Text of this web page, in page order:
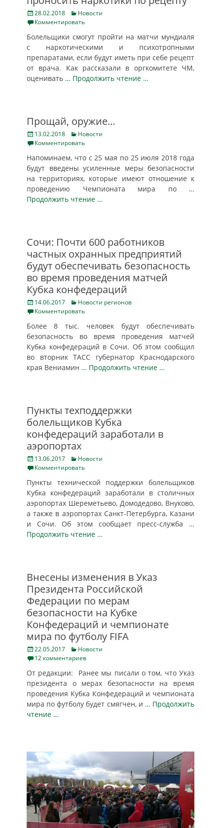
Posted
on
28.02.2018 Categories
Новости
Комментировать
Болельщики смогут пройти на матчи мундиаля
с наркотическими и психотропными
препаратами, если будут иметь при себе рецепт
от врача. Как рассказали в оргкомитете ЧМ,
оценивать … Продолжить чтение …
Прощай, оружие…
Posted
on
13.02.2018 Categories
Новости
Комментировать
Напоминаем, что с 25 мая по 25 июля 2018 года
будут введены усиленные меры безопасности
на территориях, которые имеют отношение к
проведению Чемпионата мира по …
Продолжить чтение …
Сочи: Почти 600 работников
частных охранных предприятий
будут обеспечивать безопасность
во время проведения матчей
Кубка конфедераций
Posted
on
14.06.2017 Categories
Новости регионов
Комментировать
Более 8 тыс. человек будут обеспечивать
безопасность во время проведения матчей
Кубка конфедераций в Сочи. Об этом сообщил
во вторник ТАСС губернатор Краснодарского
края Вениамин … Продолжить чтение …
Пункты техподдержки
болельщиков Кубка
конфедераций заработали в
аэропортах
Posted
on
13.06.2017 Categories
Новости
Комментировать
Пункты технической поддержки болельщиков
Кубка конфедераций заработали в столичных
аэропортах Шереметьево, Домодедово, Внуково,
а также в аэропортах Санкт-Петербурга, Казани
и Сочи. Об этом сообщает пресс-служба …
Продолжить чтение …
Внесены изменения в Указ
Президента Российской
Федерации по мерам
безопасности на Кубке
Конфедераций и чемпионате
мира по футболу FIFA
Posted
on
22.05.2017 Categories
Новости
12 комментариев
От редакции: Ранее мы писали о том, что Указ
президента о мерах безопасности на время
проведения Кубка Конфедераций и чемпионата
мира по футболу будет смягчен, и … Продолжить
чтение …